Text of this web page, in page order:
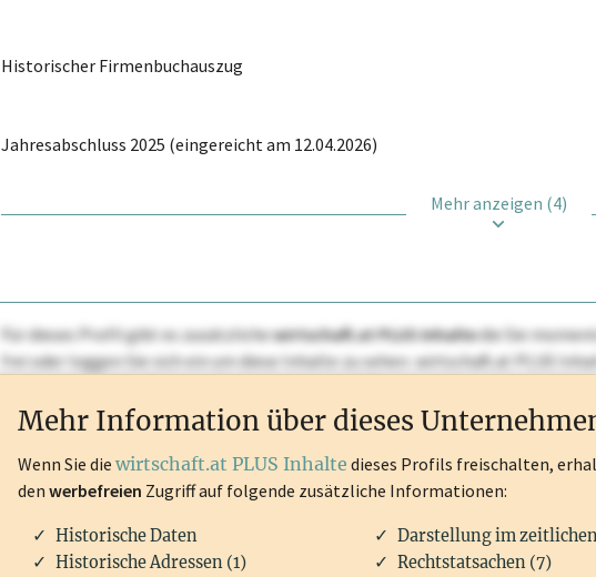
Historischer Firmenbuchauszug
Jahresabschluss 2025 (eingereicht am 12.04.2026)
Mehr anzeigen (4)
Für dieses Profil gibt es zusätzlichewirtschaft.at PLUS Inhaltedie Sie
frei oder loggen Sie sich ein um diese Inhalte zu sehen. wirtschaft.at PLUS
Mehr Information über dieses
Wenn Sie die wirtschaft.at PLUS Inhalte dieses Profils freischalten,
den werbefreien Zugriff auf folgende zusätzliche Informationen:
Historische Daten
Darstellung im
Historische Adressen (1)
Rechtstatsachen (7)